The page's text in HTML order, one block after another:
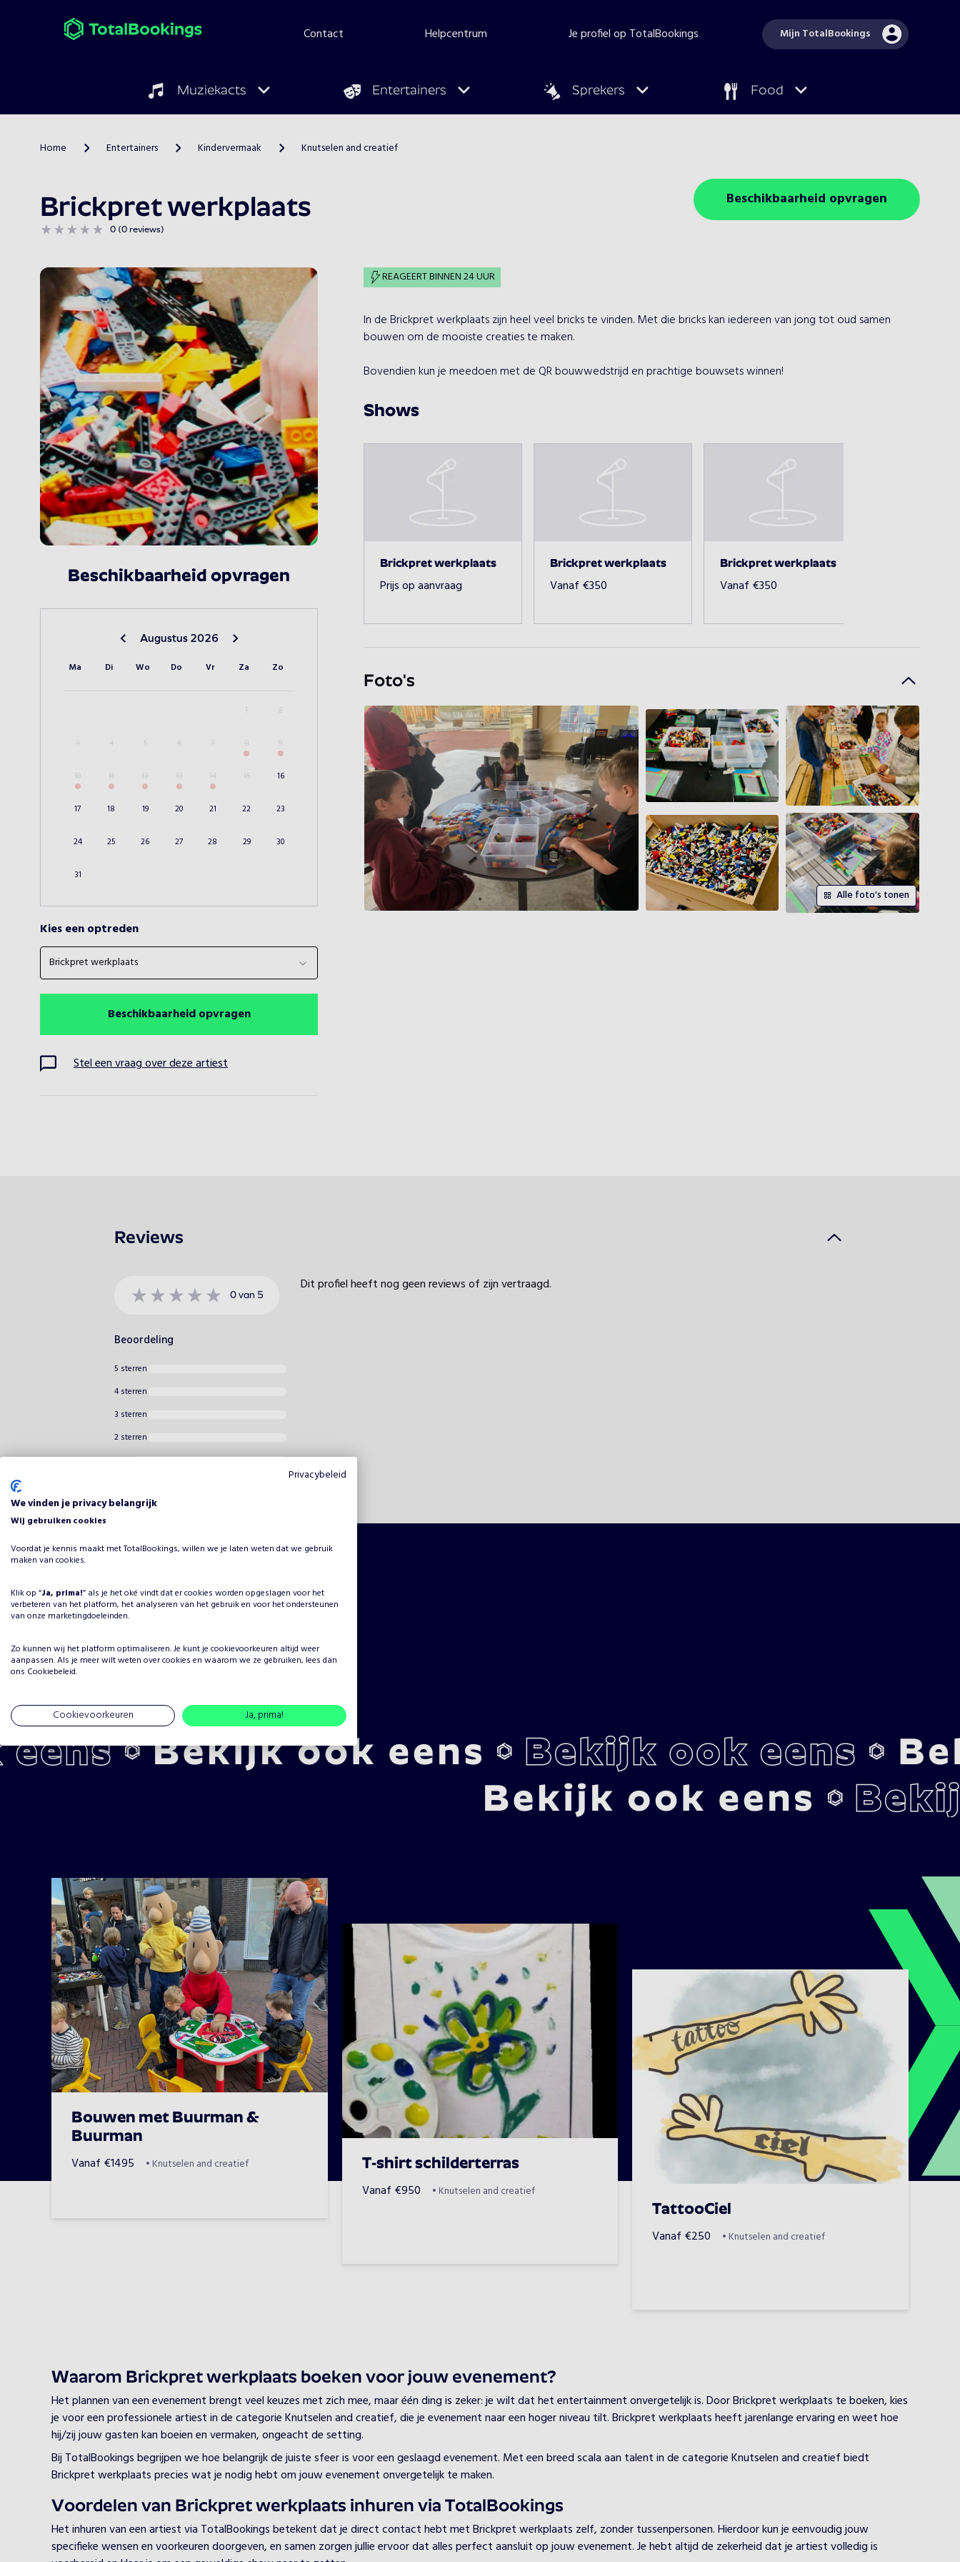
Contact Helpcentrum Je profiel op TotalBookings Mijn TotalBookings
Muziekacts Entertainers Sprekers Food
Home > Entertainers > Kindervermaak > Knutselen and creatief
Brickpret werkplaats
0 (0 reviews)
Beschikbaarheid opvragen
Beschikbaarheid opvragen
Vorige maand
Augustus 2026
Ma Di Wo Do Vr Za Zo
1 2
3 4 5 6 7 8 9
10 11 12 13 14 15 16
17 18 19 20 21 22 23
24 25 26 27 28 29 30
31
Kies een optreden
Brickpret werkplaats
Beschikbaarheid opvragen
Stel een vraag over deze artiest
REAGEERT BINNEN 24 UUR
In de Brickpret werkplaats zijn heel veel bricks te vinden. Met die bricks kan iedereen van jong tot oud samen
bouwen om de mooiste creaties te maken.
Bovendien kun je meedoen met de QR bouwwedstrijd en prachtige bouwsets winnen!
Shows
Brickpret werkplaats
Prijs op aanvraag
Brickpret werkplaats
Vanaf €350
Brickpret werkplaats
Vanaf €350
Foto's
Alle foto's tonen
Reviews
0van 5
Beoordeling
5 sterren
4 sterren
3 sterren
2 sterren
1 ster
Dit profiel heeft nog geen reviews of zijn vertraagd.
Bouwen met Buurman &
Buurman
Vanaf €1495 • Knutselen and creatief T-shirt schilderterras
Vanaf €950 • Knutselen and creatief
TattooCiel
Vanaf €250 • Knutselen and creatief
Waarom Brickpret werkplaats boeken voor jouw evenement?
Het plannen van een evenement brengt veel keuzes met zich mee, maar één ding is zeker: je wilt dat het entertainment onvergetelijk is. Door Brickpret werkplaats te boeken, kies
je voor een professionele artiest in de categorie Knutselen and creatief, die je evenement naar een hoger niveau tilt. Brickpret werkplaats heeft jarenlange ervaring en weet hoe
hij/zij jouw gasten kan boeien en vermaken, ongeacht de setting.
Bij TotalBookings begrijpen we hoe belangrijk de juiste sfeer is voor een geslaagd evenement. Met een breed scala aan talent in de categorie Knutselen and creatief biedt
Brickpret werkplaats precies wat je nodig hebt om jouw evenement onvergetelijk te maken.
Voordelen van Brickpret werkplaats inhuren via TotalBookings
Het inhuren van een artiest via TotalBookings betekent dat je direct contact hebt met Brickpret werkplaats zelf, zonder tussenpersonen. Hierdoor kun je eenvoudig jouw
specifieke wensen en voorkeuren doorgeven, en samen zorgen jullie ervoor dat alles perfect aansluit op jouw evenement. Je hebt altijd de zekerheid dat je artiest volledig is
Privacybeleid
We vinden je privacy belangrijk
Wij gebruiken cookies
Voordat je kennis maakt met TotalBookings, willen we je laten weten dat we gebruik
maken van cookies.
Klik op “Ja, prima!” als je het oké vindt dat er cookies worden opgeslagen voor het
verbeteren van het platform, het analyseren van het gebruik en voor het ondersteunen
van onze marketingdoeleinden.
Zo kunnen wij het platform optimaliseren. Je kunt je cookievoorkeuren altijd weer
aanpassen. Als je meer wilt weten over cookies en waarom we ze gebruiken, lees dan
ons Cookiebeleid.
Cookievoorkeuren Ja, prima!